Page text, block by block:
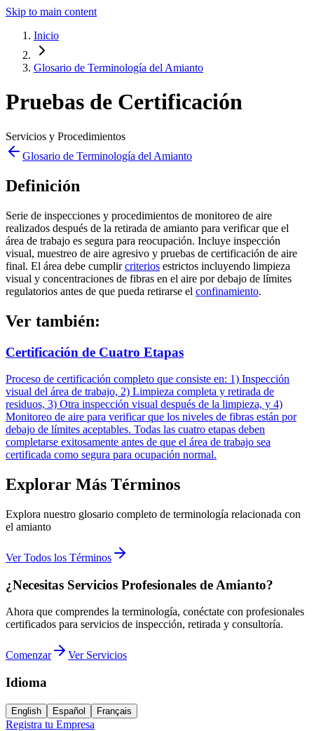
Skip to main content
Inicio
Glosario de Terminología del Amianto
Pruebas de Certificación
Servicios y Procedimientos
Glosario de Terminología del Amianto
Definición
Serie de inspecciones y procedimientos de monitoreo de aire
realizados después de la retirada de amianto para verificar que el
área de trabajo es segura para reocupación. Incluye inspección
visual, muestreo de aire agresivo y pruebas de certificación de aire
final. El área debe cumplircriterios estrictos incluyendo limpieza
visual y concentraciones de fibras en el aire por debajo de límites
regulatorios antes de que pueda retirarse el confinamiento.
Ver también:
Certificación de Cuatro Etapas
Proceso de certificación completo que consiste en: 1) Inspección
visual del área de trabajo, 2) Limpieza completa y retirada de
residuos, 3) Otra inspección visual después de la limpieza, y 4)
Monitoreo de aire para verificar que los niveles de fibras están por
debajo de límites aceptables. Todas las cuatro etapas deben
completarse exitosamente antes de que el área de trabajo sea
certificada como segura para ocupación normal.
Explorar Más Términos
Explora nuestro glosario completo de terminología relacionada con
el amianto
Ver Todos los Términos
¿Necesitas Servicios Profesionales de Amianto?
Ahora que comprendes la terminología, conéctate con profesionales
certificados para servicios de inspección, retirada y consultoría.
Comenzar Ver Servicios
Idioma
English Español Français
Registra tu Empresa